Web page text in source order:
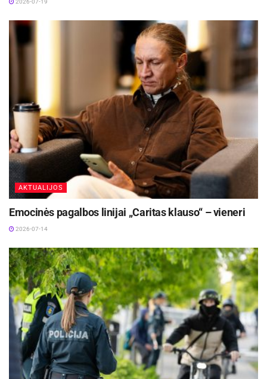
naudojami žali kiaušiniai. Laikytis asmens
higienos, visada nusiplauti rankas prieš
gamindami maistą ir kiekvieną kartą po žalios
mėsos dorojimo, pasinaudojus tualetu ar kūdikiui
pakeitus sauskelnes.
2026-07-19
AKTUALIJOS
Emocinės pagalbos linijai „Caritas klauso“ – vieneri
2026-07-14